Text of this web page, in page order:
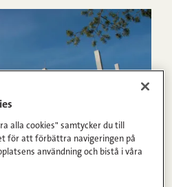
alla cookies" samtycker du till
för att förbättra navigeringen på
användning och bistå i våra